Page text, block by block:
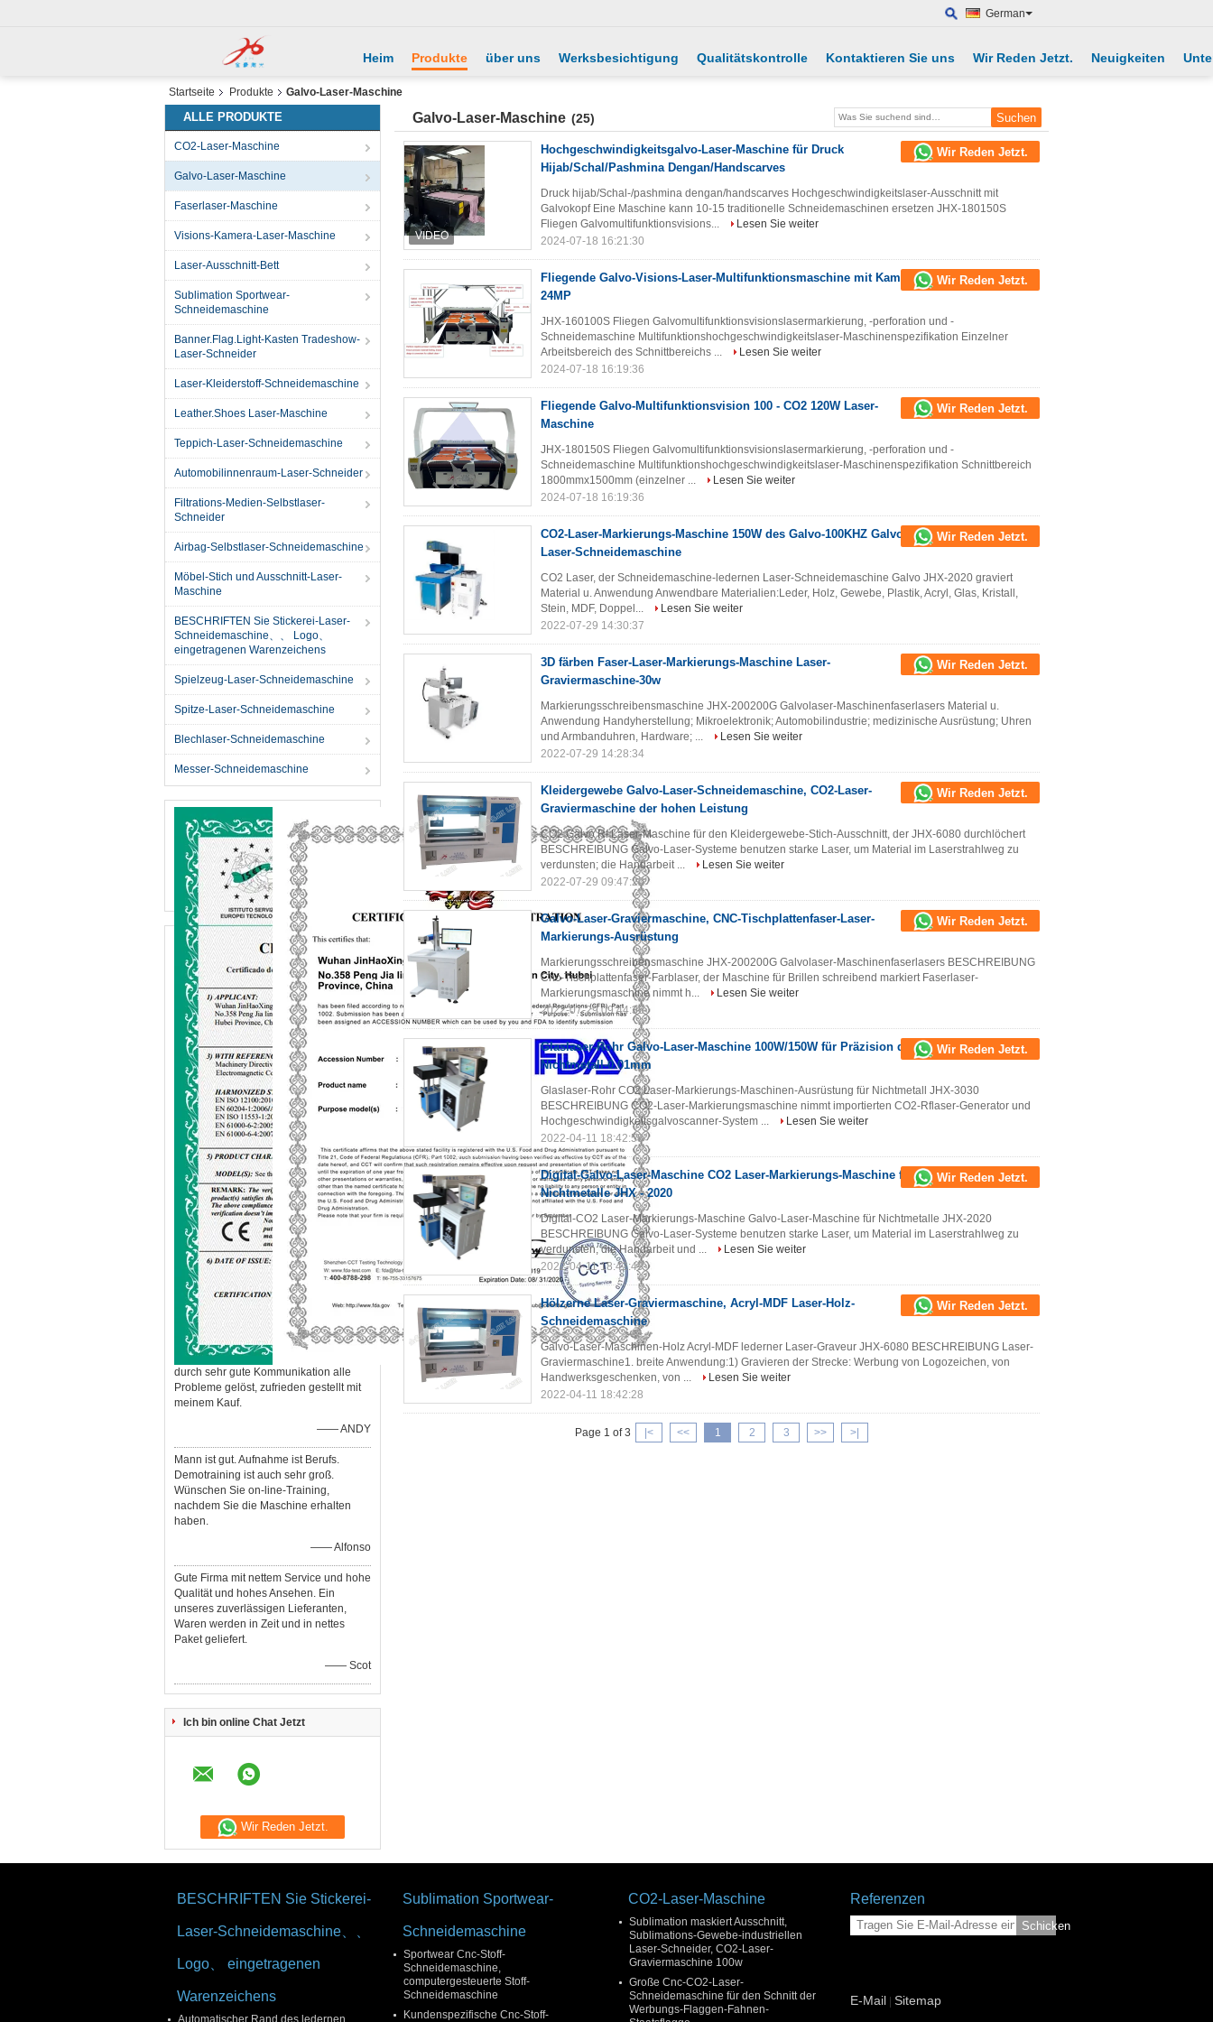
German
Heim Produkte über uns Werksbesichtigung Qualitätskontrolle Kontaktieren Sie uns Wir Reden Jetzt. Neuigkeiten
Startseite Produkte Galvo-Laser-Maschine
ALLE PRODUKTE
CO2-Laser-Maschine
Galvo-Laser-Maschine
Faserlaser-Maschine
Visions-Kamera-Laser-Maschine
Laser-Ausschnitt-Bett
Sublimation Sportwear-
Schneidemaschine
Banner.Flag.Light-Kasten Tradeshow-
Laser-Schneider
Laser-Kleiderstoff-Schneidemaschine
Leather.Shoes Laser-Maschine
Teppich-Laser-Schneidemaschine
Automobilinnenraum-Laser-Schneider
Filtrations-Medien-Selbstlaser-
Schneider
Airbag-Selbstlaser-Schneidemaschine
Möbel-Stich und Ausschnitt-Laser-
Maschine
BESCHRIFTEN Sie Stickerei-Laser-
Schneidemaschine、、 Logo、
eingetragenen Warenzeichens
Spielzeug-Laser-Schneidemaschine
Spitze-Laser-Schneidemaschine
Blechlaser-Schneidemaschine
Messer-Schneidemaschine
durch sehr gute Kommunikation alle
Probleme gelöst, zufrieden gestellt mit
meinem Kauf.
—— ANDY
Mann ist gut. Aufnahme ist Berufs.
Demotraining ist auch sehr groß.
Wünschen Sie on-line-Training,
nachdem Sie die Maschine erhalten
haben.
—— Alfonso
Gute Firma mit nettem Service und hohe
Qualität und hohes Ansehen. Ein
unseres zuverlässigen Lieferanten,
Waren werden in Zeit und in nettes
Paket geliefert.
—— Scot
Ich bin online Chat Jetzt
Wir Reden Jetzt.
Galvo-Laser-Maschine (25)
Hochgeschwindigkeitsgalvo-Laser-Maschine für Druck
Hijab/Schal/Pashmina Dengan/Handscarves
Wir Reden Jetzt.
Druck hijab/Schal-/pashmina dengan/handscarves Hochgeschwindigkeitslaser-Ausschnitt mit
Galvokopf Eine Maschine kann 10-15 traditionelle Schneidemaschinen ersetzen JHX-180150S
Fliegen Galvomultifunktionsvisions...
Lesen Sie weiter
2024-07-18 16:21:30
Fliegende Galvo-Visions-Laser-Multifunktionsmaschine mit Kamera
24MP
Wir Reden Jetzt.
JHX-160100S Fliegen Galvomultifunktionsvisionslasermarkierung, -perforation und -
Schneidemaschine Multifunktionshochgeschwindigkeitslaser-Maschinenspezifikation Einzelner
Arbeitsbereich des Schnittbereichs ...
Lesen Sie weiter
2024-07-18 16:19:36
Fliegende Galvo-Multifunktionsvision 100 - CO2 120W Laser-
Maschine
Wir Reden Jetzt.
JHX-180150S Fliegen Galvomultifunktionsvisionslasermarkierung, -perforation und -
Schneidemaschine Multifunktionshochgeschwindigkeitslaser-Maschinenspezifikation Schnittbereich
1800mmx1500mm (einzelner ...
Lesen Sie weiter
2024-07-18 16:19:36
CO2-Laser-Markierungs-Maschine 150W des Galvo-100KHZ Galvo-
Laser-Schneidemaschine
Wir Reden Jetzt.
CO2 Laser, der Schneidemaschine-ledernen Laser-Schneidemaschine Galvo JHX-2020 graviert
Material u. Anwendung Anwendbare Materialien:Leder, Holz, Gewebe, Plastik, Acryl, Glas, Kristall,
Stein, MDF, Doppel...
Lesen Sie weiter
2022-07-29 14:30:37
3D färben Faser-Laser-Markierungs-Maschine Laser-
Graviermaschine-30w
Wir Reden Jetzt.
Markierungsschreibensmaschine JHX-200200G Galvolaser-Maschinenfaserlasers Material u.
Anwendung Handyherstellung; Mikroelektronik; Automobilindustrie; medizinische Ausrüstung; Uhren
und Armbanduhren, Hardware; ...
Lesen Sie weiter
2022-07-29 14:28:34
Kleidergewebe Galvo-Laser-Schneidemaschine, CO2-Laser-
Graviermaschine der hohen Leistung
Wir Reden Jetzt.
CO2 Galvo Rf Laser-Maschine für den Kleidergewebe-Stich-Ausschnitt, der JHX-6080 durchlöchert
BESCHREIBUNG Galvo-Laser-Systeme benutzen starke Laser, um Material im Laserstrahlweg zu
verdunsten; die Handarbeit ...
Lesen Sie weiter
2022-07-29 09:47:20
Galvo-Laser-Graviermaschine, CNC-Tischplattenfaser-Laser-
Markierungs-Ausrüstung
Wir Reden Jetzt.
Markierungsschreibensmaschine JHX-200200G Galvolaser-Maschinenfaserlasers BESCHREIBUNG
Cnc-Tischplattenfaser-Farblaser, der Maschine für Brillen schreibend markiert Faserlaser-
Markierungsmaschine nimmt h...
Lesen Sie weiter
2022-07-29 09:44:36
Glaslaser-Rohr Galvo-Laser-Maschine 100W/150W für Präzision des
Nichtmetall-0.01mm
Wir Reden Jetzt.
Glaslaser-Rohr CO2 Laser-Markierungs-Maschinen-Ausrüstung für Nichtmetall JHX-3030
BESCHREIBUNG CO2-Laser-Markierungsmaschine nimmt importierten CO2-Rflaser-Generator und
Hochgeschwindigkeitsgalvoscanner-System ...
Lesen Sie weiter
2022-04-11 18:42:58
Digital-Galvo-Laser-Maschine CO2 Laser-Markierungs-Maschine für
Nichtmetalle JHX - 2020
Wir Reden Jetzt.
Digital-CO2 Laser-Markierungs-Maschine Galvo-Laser-Maschine für Nichtmetalle JHX-2020
BESCHREIBUNG Galvo-Laser-Systeme benutzen starke Laser, um Material im Laserstrahlweg zu
verdunsten; die Handarbeit und ...
Lesen Sie weiter
2022-04-11 18:42:49
Hölzerne Laser-Graviermaschine, Acryl-MDF Laser-Holz-
Schneidemaschine
Wir Reden Jetzt.
Galvo-Laser-Maschinen-Holz Acryl-MDF lederner Laser-Graveur JHX-6080 BESCHREIBUNG Laser-
Graviermaschine1. breite Anwendung:1) Gravieren der Strecke: Werbung von Logozeichen, von
Handwerksgeschenken, von ...
Lesen Sie weiter
2022-04-11 18:42:28
Page 1 of 3 < << 1 2 3 >> >
BESCHRIFTEN Sie Stickerei-
Laser-Schneidemaschine、、
Logo、 eingetragenen
Warenzeichens
Automatischer Rand des ledernen
Sublimation Sportwear-
Schneidemaschine
Sportwear Cnc-Stoff-
Schneidemaschine,
computergesteuerte Stoff-
Schneidemaschine
Kundenspezifische Cnc-Stoff-
CO2-Laser-Maschine
Sublimation maskiert Ausschnitt,
Sublimations-Gewebe-industriellen
Laser-Schneider, CO2-Laser-
Graviermaschine 100w
Große Cnc-CO2-Laser-
Schneidemaschine für den Schnitt der
Werbungs-Flaggen-Fahnen-
Referenzen
Schicken
E-Mail Sitemap